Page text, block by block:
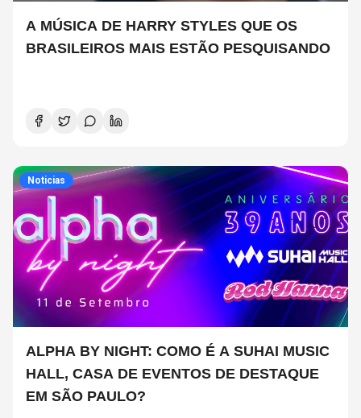
A MÚSICA DE HARRY STYLES QUE OS
BRASILEIROS MAIS ESTÃO PESQUISANDO
Noticias
ALPHA BY NIGHT: COMO É A SUHAI MUSIC
HALL, CASA DE EVENTOS DE DESTAQUE
EM SÃO PAULO?